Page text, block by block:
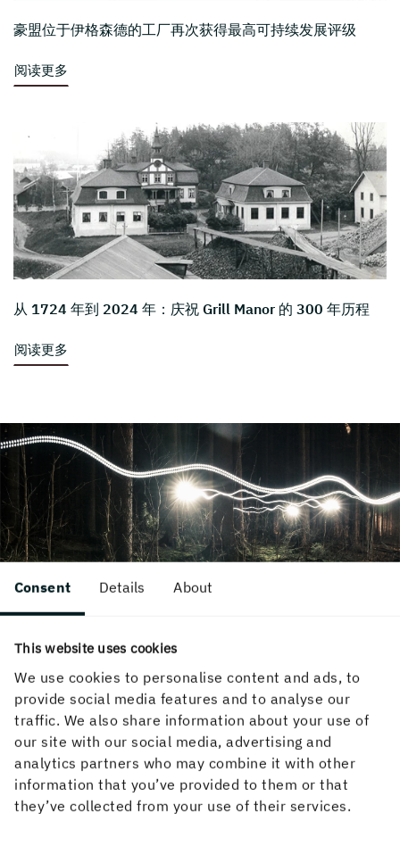
Consent Details About
This website uses cookies
We use cookies to personalise content and ads, to
provide social media features and to analyse our
traffic. We also share information about your use of
our site with our social media, advertising and
analytics partners who may combine it with other
information that you’ve provided to them or that
they’ve collected from your use of their services.
豪盟位于伊格森德的工厂再次获得最高可持续发展评级
阅读更多
从 1724 年到 2024 年：庆祝 Grill Manor 的 300 年历程
阅读更多
豪盟伊格森德纸板与豪盟造纸公司合
并
豪盟集团的纸板和纸业业务已合并为一个新的业务
领域 - “豪盟纸业”，以提高效率、竞争力和发展机
会。
有关合并的更多信息